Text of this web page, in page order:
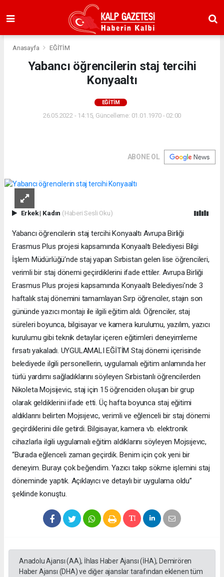
Anasayfa EĞİTİM
Yabancı öğrencilerin staj tercihi
Konyaaltı
EĞİTİM
26.05.2022 - 14:15, Güncelleme: 01.01.1970 - 02:00
ABONE OL
Erkek| Kadın (Haberi Sesli Oku)
Yabancı öğrencilerin staj tercihi Konyaaltı Avrupa Birliği
Erasmus Plus projesi kapsamında Konyaaltı Belediyesi Bilgi
İşlem Müdürlüğü’nde staj yapan Sırbistan gelen lise öğrencileri,
verimli bir staj dönemi geçirdiklerini ifade ettiler. Avrupa Birliği
Erasmus Plus projesi kapsamında Konyaaltı Belediyesi’nde 3
haftalık staj dönemini tamamlayan Sırp öğrenciler, stajın son
gününde yazıcı montajı ile ilgili eğitim aldı. Öğrenciler, staj
süreleri boyunca, bilgisayar ve kamera kurulumu, yazılım, yazıcı
kurulumu gibi teknik detaylar içeren eğitimleri deneyimleme
fırsatı yakaladı. UYGULAMALI EĞİTİM Staj dönemi içerisinde
belediyede ilgili personellerin, uygulamalı eğitim anlamında her
türlü yardımı sağladıklarını söyleyen Sırbistanlı öğrencilerden
Nikoleta Mojsijevic, staj için 15 öğrenciden oluşan bir grup
olarak geldiklerini ifade etti. Üç hafta boyunca staj eğitimi
aldıklarını belirten Mojsıjevıc, verimli ve eğlenceli bir staj dönemi
geçirdiklerini dile getirdi. Bilgisayar, kamera vb. elektronik
cihazlarla ilgili uygulamalı eğitim aldıklarını söyleyen Mojsıjevıc,
“Burada eğlenceli zaman geçirdik. Benim için çok yeni bir
deneyim. Burayı çok beğendim. Yazıcı takıp sökme işlemini staj
döneminde yaptık. Açıklayıcı ve detaylı bir uygulama oldu”
şeklinde konuştu.
Anadolu Ajansı (AA), İhlas Haber Ajansı (İHA), Demirören
Haber Ajansı (DHA) ve diğer ajanslar tarafından eklenen tüm